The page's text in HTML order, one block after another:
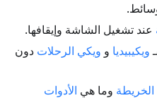
عند تشغيل الشاشة وإيقافها.
ويكيبيديا و ويكي الرحلات دون
وما هي الأدوات